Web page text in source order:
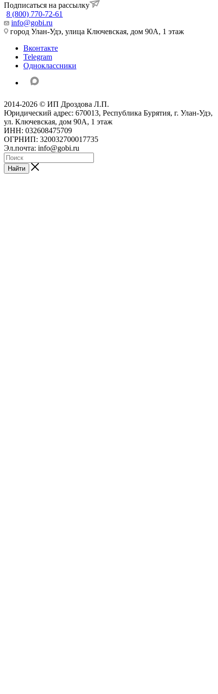
Подписаться на рассылку
8 (800) 770-72-61
info@gobi.ru
город Улан-Удэ, улица Ключевская, дом 90А, 1 этаж
Вконтакте
Telegram
Одноклассники
2014-2026 © ИП Дроздова Л.П.
Юридический адрес: 670013, Республика Бурятия, г. Улан-Удэ,
ул. Ключевская, дом 90А, 1 этаж
ИНН: 032608475709
ОГРНИП: 320032700017735
Эл.почта: info@gobi.ru
Найти